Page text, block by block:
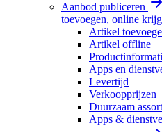
Aanbod publiceren
toevoegen, online
Artikel
Artikel offline
Apps en
Levertijd
Verkoopprijzen
Duurzaam
Apps &